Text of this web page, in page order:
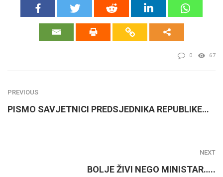
0 67
PREVIOUS
PISMO SAVJETNICI PREDSJEDNIKA REPUBLIKE…
NEXT
BOLJE ŽIVI NEGO MINISTAR…..